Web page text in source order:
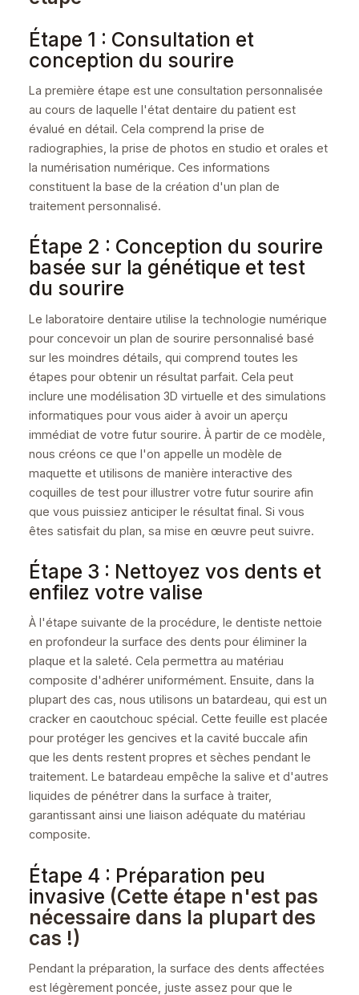
Étape 1 : Consultation et
conception du sourire
La première étape est une consultation personnalisée
au cours de laquelle l'état dentaire du patient est
évalué en détail. Cela comprend la prise de
radiographies, la prise de photos en studio et orales et
la numérisation numérique. Ces informations
constituent la base de la création d'un plan de
traitement personnalisé.
Étape 2 : Conception du sourire
basée sur la génétique et test
du sourire
Le laboratoire dentaire utilise la technologie numérique
pour concevoir un plan de sourire personnalisé basé
sur les moindres détails, qui comprend toutes les
étapes pour obtenir un résultat parfait. Cela peut
inclure une modélisation 3D virtuelle et des simulations
informatiques pour vous aider à avoir un aperçu
immédiat de votre futur sourire. À partir de ce modèle,
nous créons ce que l'on appelle un modèle de
maquette et utilisons de manière interactive des
coquilles de test pour illustrer votre futur sourire afin
que vous puissiez anticiper le résultat final. Si vous
êtes satisfait du plan, sa mise en œuvre peut suivre.
Étape 3 : Nettoyez vos dents et
enfilez votre valise
À l'étape suivante de la procédure, le dentiste nettoie
en profondeur la surface des dents pour éliminer la
plaque et la saleté. Cela permettra au matériau
composite d'adhérer uniformément. Ensuite, dans la
plupart des cas, nous utilisons un batardeau, qui est un
cracker en caoutchouc spécial. Cette feuille est placée
pour protéger les gencives et la cavité buccale afin
que les dents restent propres et sèches pendant le
traitement. Le batardeau empêche la salive et d'autres
liquides de pénétrer dans la surface à traiter,
garantissant ainsi une liaison adéquate du matériau
composite.
Étape 4 : Préparation peu
invasive (Cette étape n'est pas
nécessaire dans la plupart des
cas !)
Pendant la préparation, la surface des dents affectées
est légèrement poncée, juste assez pour que le